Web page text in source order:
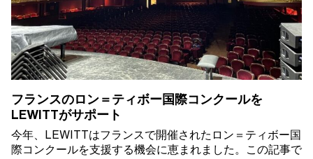
フランスのロン＝ティボー国際コンクールを
LEWITTがサポート
今年、LEWITTはフランスで開催されたロン＝ティボー国
際コンクールを支援する機会に恵まれました。この記事で